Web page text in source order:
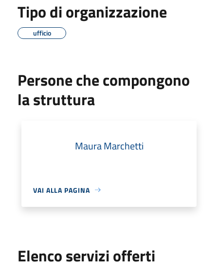
Tipo di organizzazione
ufficio
Persone che compongono
la struttura
Maura Marchetti
VAI ALLA PAGINA
Elenco servizi offerti